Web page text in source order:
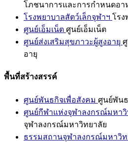
โภชนาการและการกำหนดอา
โรงพยาบาลสัตว์เล็กจุฬาฯ โรง
ศูนย์เอ็มเน็ต ศูนย์เอ็มเน็ต
ศูนย์ส่งเสริมสุขภาวะผู้สูงอายุ
อายุ
พื้นที่สร้างสรรค์
ศูนย์พันธกิจเพื่อสังคม ศูนย์พัน
ศูนย์กีฬาแห่งจุฬาลงกรณ์มหาวิ
จุฬาลงกรณ์มหาวิทยาลัย
ธรรมสถานจุฬาลงกรณ์มหาวิท